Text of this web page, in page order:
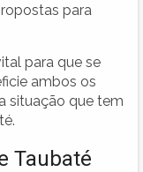
para
para que se
ambos os
situação que tem
Taubaté